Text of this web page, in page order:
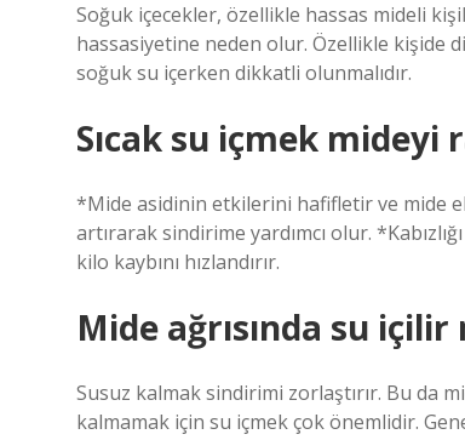
Soğuk içecekler, özellikle hassas mideli
hassasiyetine neden olur. Özellikle kişide
soğuk su içerken dikkatli olunmalıdır.
Sıcak su içmek mideyi
*Mide asidinin etkilerini hafifletir ve mide
artırarak sindirime yardımcı olur.
kilo kaybını hızlandırır.
Mide ağrısında su içilir
Susuz kalmak sindirimi zorlaştırır. Bu da
kalmamak için su içmek çok önemlidir.